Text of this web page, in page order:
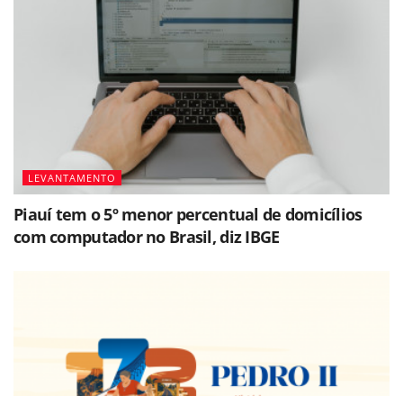
LEVANTAMENTO
Piauí tem o 5º menor percentual de domicílios
com computador no Brasil, diz IBGE